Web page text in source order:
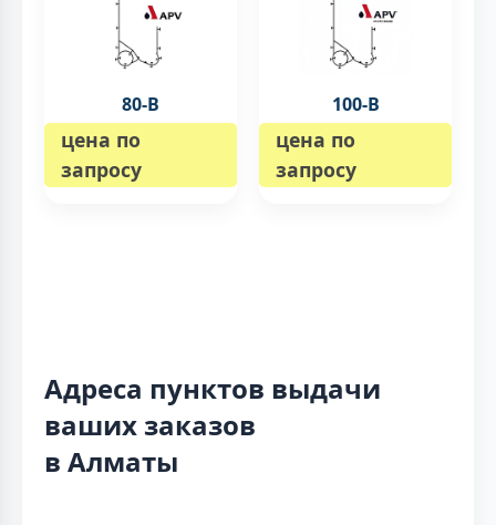
80-B
цена по
запросу
100-B
цена по
запросу
Адреса пунктов выдачи
ваших заказов
в Алматы